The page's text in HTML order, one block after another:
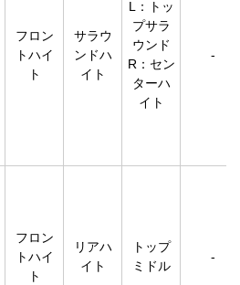
フロン
トハイ
ト
サラウ
ンドハ
イト
L：トッ
プサラ
ウンド
R：セン
ターハ
イト
-
フロン
トハイ
ト
リアハ
イト
トップ
ミドル
-